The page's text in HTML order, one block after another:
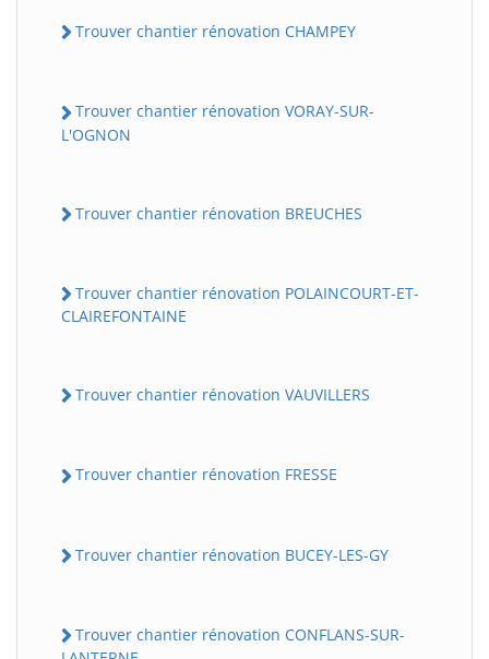
Trouver chantier rénovation CHAMPEY
Trouver chantier rénovation VORAY-SUR-
L'OGNON
Trouver chantier rénovation BREUCHES
Trouver chantier rénovation POLAINCOURT-ET-
CLAIREFONTAINE
Trouver chantier rénovation VAUVILLERS
Trouver chantier rénovation FRESSE
Trouver chantier rénovation BUCEY-LES-GY
Trouver chantier rénovation CONFLANS-SUR-